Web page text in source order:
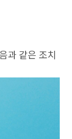
과 같은 조치